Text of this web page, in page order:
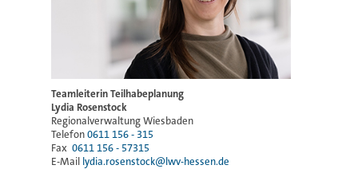
Teamleiterin Teilhabeplanung
Lydia Rosenstock
Regionalverwaltung Wiesbaden
Telefon0611 156 - 315
Fax 0611 156 - 57315
E-Mail lydia.rosenstock@lwv-hessen.de